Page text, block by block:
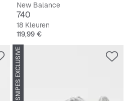
New Balance
740
18 Kleuren
Prijs
119,99 €
SNIPES EXCLUSIVE